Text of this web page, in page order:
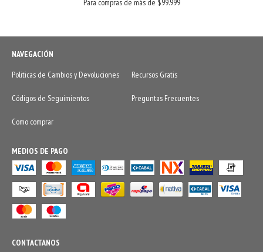
Para compras de más de $99.999
NAVEGACIÓN
Politicas de Cambios y Devoluciones
Recursos Gratis
Códigos de Seguimientos Preguntas Frecuentes
Como comprar
MEDIOS DE PAGO
CONTACTANOS